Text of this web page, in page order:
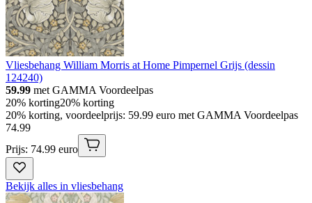
Vliesbehang William Morris at Home Pimpernel Grijs (dessin
124240)
59.99 met GAMMA Voordeelpas
20% korting20% korting
20% korting, voordeelprijs: 59.99 euro met GAMMA Voordeelpas
74.99
Prijs: 74.99 euro
Bekijk alles in vliesbehang